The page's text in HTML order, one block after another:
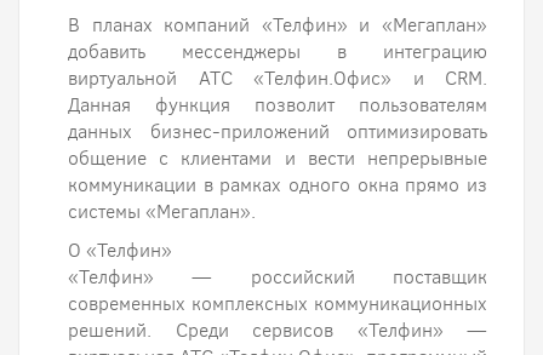
В планах компаний «Телфин» и «Мегаплан»
добавить мессенджеры в интеграцию
виртуальной АТС «Телфин.Офис» и CRM.
Данная функция позволит пользователям
данных бизнес-приложений оптимизировать
общение с клиентами и вести непрерывные
коммуникации в рамках одного окна прямо из
системы «Мегаплан».
О «Телфин»
«Телфин» — российский поставщик
современных комплексных коммуникационных
решений. Среди сервисов «Телфин» —